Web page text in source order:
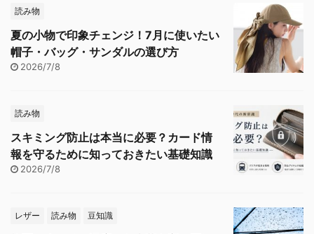
読み物
夏の小物で印象チェンジ！7月に使いたい
帽子・バッグ・サンダルの選び方
2026/7/8
読み物
スキミング防止は本当に必要？カード情
報を守るために知っておきたい基礎知識
2026/7/8
レザー 読み物 豆知識